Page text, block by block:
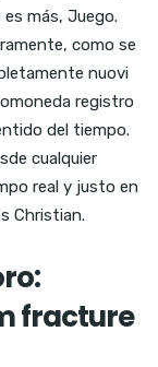
más, Juego.
como se
nuovi
registro
del tiempo.
cualquier
real y justo en
Christian.
fracture